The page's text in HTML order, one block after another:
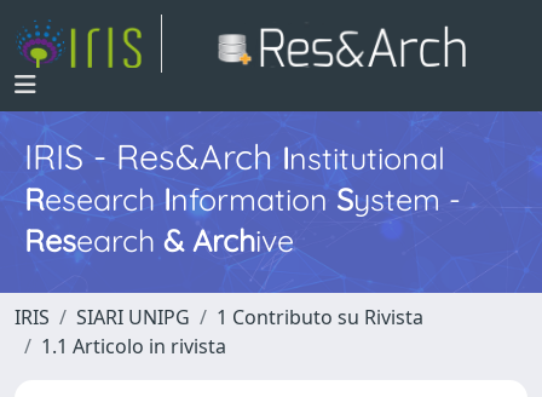
IRIS - Res&ArchInstitutional
Research InformationSystem -
Research & Archive
IRIS SIARI UNIPG
1 Contributo su Rivista
1.1 Articolo in rivista